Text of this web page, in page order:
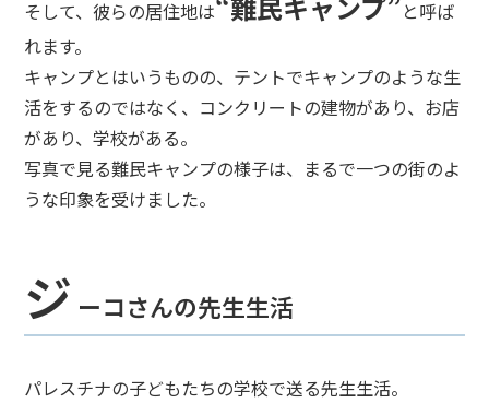
そして、彼らの居住地は
と呼ば
れます。
キャンプとはいうものの、テントでキャンプのような生
活をするのではなく、コンクリートの建物があり、お店
があり、学校がある。
写真で見る難民キャンプの様子は、まるで一つの街のよ
うな印象を受けました。
ジ ーコさんの先生生活
パレスチナの子どもたちの学校で送る先生生活。